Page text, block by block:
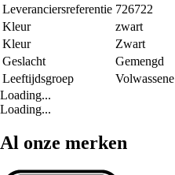
Leveranciersreferentie 726722
Kleur
zwart
Kleur
Zwart
Geslacht
Gemengd
Leeftijdsgroep
Volwassene
Loading...
Loading...
Al onze merken